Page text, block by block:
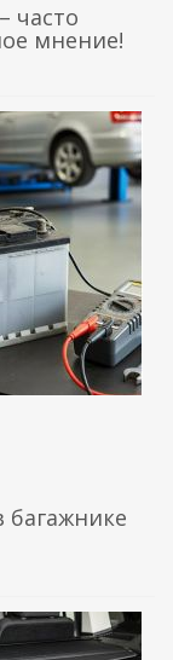
часто
мнение!
багажнике